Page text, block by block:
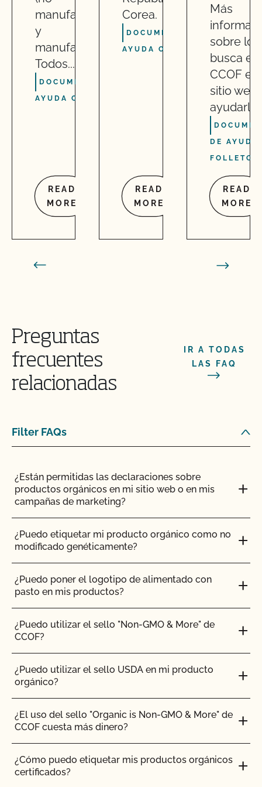
manufacturados
y
manufacturados).
Todos...
DOCUMENTOS DE
AYUDA O FOLLETO
READ
MORE
Corea.
DOCUMENTOS DE
AYUDA O FOLLETO
READ
MORE
Más
sobre lo
busca el
CCOF
sitio web
DE AYUDA
FOLLETO
READ
MORE
Preguntas
frecuentes
relacionadas
IR A TODAS
LAS FAQ
Filter FAQs
¿Están permitidas las declaraciones sobre
productos orgánicos en mi sitio web o en mis
campañas de marketing?
¿Puedo etiquetar mi producto orgánico como no
modificado genéticamente?
¿Puedo poner el logotipo de alimentado con
pasto en mis productos?
¿Puedo utilizar el sello "Non-GMO & More" de
CCOF?
¿Puedo utilizar el sello USDA en mi producto
orgánico?
¿El uso del sello "Organic is Non-GMO & More" de
CCOF cuesta más dinero?
¿Cómo puedo etiquetar mis productos orgánicos
certificados?